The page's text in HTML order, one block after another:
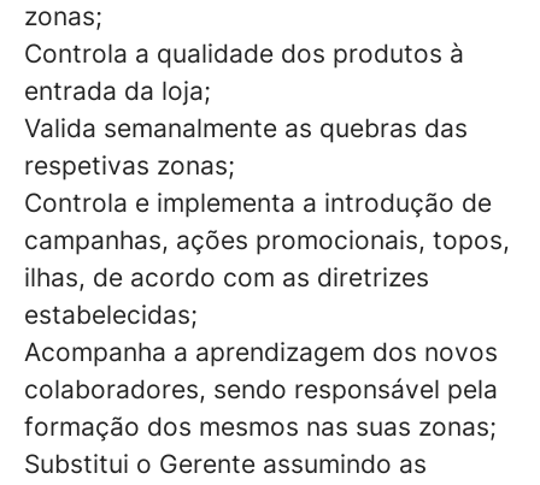
zonas;
Controla a qualidade dos produtos à
entrada da loja;
Valida semanalmente as quebras das
respetivas zonas;
Controla e implementa a introdução de
campanhas, ações promocionais, topos,
ilhas, de acordo com as diretrizes
estabelecidas;
Acompanha a aprendizagem dos novos
colaboradores, sendo responsável pela
formação dos mesmos nas suas zonas;
Substitui o Gerente assumindo as